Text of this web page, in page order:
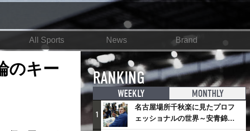
All Sports News Brand
のキー
RANKING
WEEKLY MONTHLY
1
名古屋場所千秋楽に見たプロフ
ェッショナルの世界～安青錦の